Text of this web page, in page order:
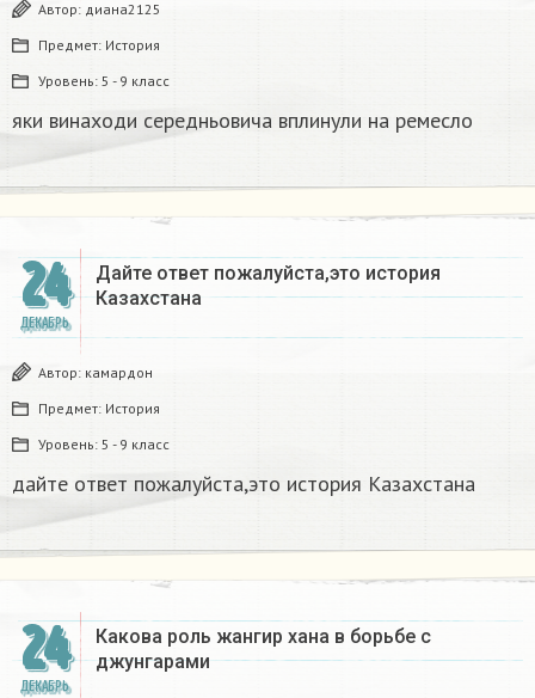
Автор: диана2125
Предмет: История
Уровень: 5 - 9 класс
яки винаходи середньовича вплинули на ремесло
24
ДЕКАБРЬ
Дайте ответ пожалуйста,это история
Казахстана
Автор: камардон
Предмет: История
Уровень: 5 - 9 класс
дайте ответ пожалуйста,это история Казахстана
24
ДЕКАБРЬ
Какова роль жангир хана в борьбе с
джунгарами​